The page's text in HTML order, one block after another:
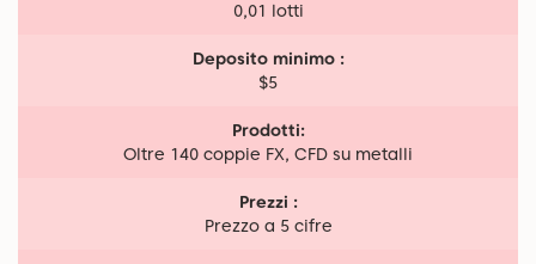
0,01 lotti
Deposito minimo :
$5
Prodotti:
Oltre 140 coppie FX, CFD su metalli
Prezzi :
Prezzo a 5 cifre